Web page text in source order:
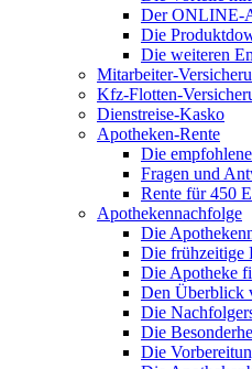
Der ONLINE-
Die
Die weiteren
Mitarbeiter-
Kfz-Flotten-
Dienstreise-Kasko
Apotheken-Rente
Die
Fragen und
Rente für 450
Apothekennachfolge
Die
Die frühzeitige
Die Apotheke
Den Überblick
Die
Die
Die